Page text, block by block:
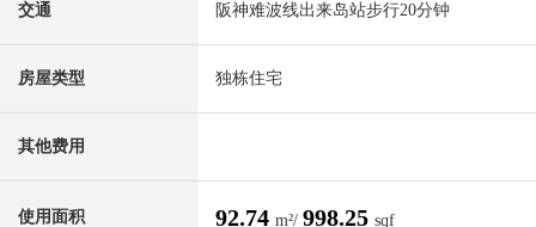
交通 阪神难波线出来岛站步行20分钟
房屋类型 独栋住宅
其他费用
使用面积 92.74 m²/ 998.25 sqf